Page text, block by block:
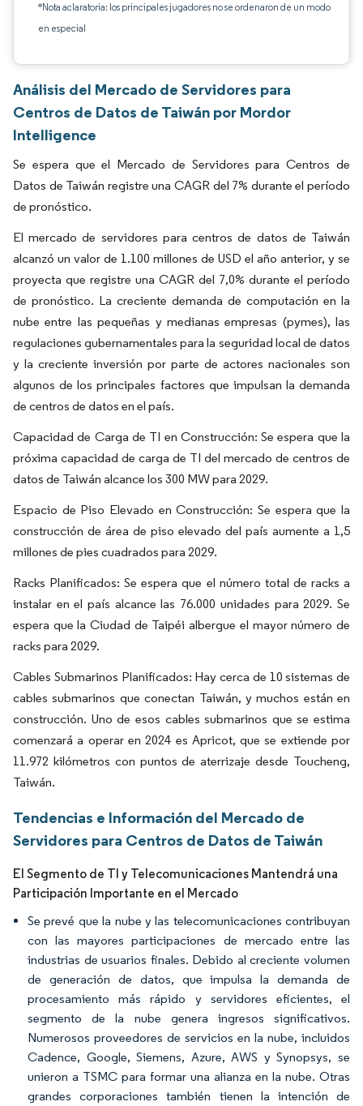
*Nota aclaratoria: los principales jugadores no se ordenaron de un modo
en especial
Análisis del Mercado de Servidores para
Centros de Datos de Taiwán por Mordor
Intelligence
Se espera que el Mercado de Servidores para Centros de
Datos de Taiwán registre una CAGR del 7% durante el período
de pronóstico.
El mercado de servidores para centros de datos de Taiwán
alcanzó un valor de 1.100 millones de USD el año anterior, y se
proyecta que registre una CAGR del 7,0% durante el período
de pronóstico. La creciente demanda de computación en la
nube entre las pequeñas y medianas empresas (pymes), las
regulaciones gubernamentales para la seguridad local de datos
y la creciente inversión por parte de actores nacionales son
algunos de los principales factores que impulsan la demanda
de centros de datos en el país.
Capacidad de Carga de TI en Construcción: Se espera que la
próxima capacidad de carga de TI del mercado de centros de
datos de Taiwán alcance los 300 MW para 2029.
Espacio de Piso Elevado en Construcción: Se espera que la
construcción de área de piso elevado del país aumente a 1,5
millones de pies cuadrados para 2029.
Racks Planificados: Se espera que el número total de racks a
instalar en el país alcance las 76.000 unidades para 2029. Se
espera que la Ciudad de Taipéi albergue el mayor número de
racks para 2029.
Cables Submarinos Planificados: Hay cerca de 10 sistemas de
cables submarinos que conectan Taiwán, y muchos están en
construcción. Uno de esos cables submarinos que se estima
comenzará a operar en 2024 es Apricot, que se extiende por
11.972 kilómetros con puntos de aterrizaje desde Toucheng,
Taiwán.
Tendencias e Información del Mercado de
Servidores para Centros de Datos de Taiwán
El Segmento de TI y Telecomunicaciones Mantendrá una
Participación Importante en el Mercado
Se prevé que la nube y las telecomunicaciones contribuyan
con las mayores participaciones de mercado entre las
industrias de usuarios finales. Debido al creciente volumen
de generación de datos, que impulsa la demanda de
procesamiento más rápido y servidores eficientes, el
segmento de la nube genera ingresos significativos.
Numerosos proveedores de servicios en la nube, incluidos
Cadence, Google, Siemens, Azure, AWS y Synopsys, se
unieron a TSMC para formar una alianza en la nube. Otras
grandes corporaciones también tienen la intención de